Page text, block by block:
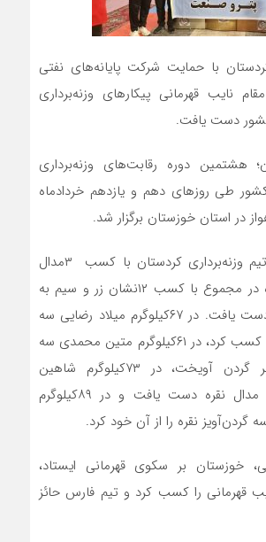
با حمایت شرکت پایانه‌های نفتی
نایب قهرمانی پیکارهای وزنه‌برداری
کشور دست یافت.
هشتمین دوره رقابت‌های وزنه‌برداری
کشور طی روزهای دهم و یازدهم خردادماه
در استان خوزستان برگزار شد.
در این رقابت‌ها تیم وزنه‌برداری کردستان با کسب ۳مدال
طلا و ۹مدال نقره در مجموع با کسب ۱۲نشان زر و سیم به
مقام دوم کشور دست یافت. در ۶۷کیلوگرم میلاد رضایی سه
نشان زرین طلا را کسب کرد، در ۶۱کیلوگرم‌ متین محمدی سه
نشان نقره را بر گردن آویخت، در ۷۳کیلوگرم شاهین
مقصودی به سه مدال نقره دست یافت و در ۸۹کیلوگرم‌
گردن‌آویز‌ نقره را از آن خود کرد.
خوزستان بر سکوی قهرمانی ایستاد،
قهرمانی را کسب کرد و تیم فارس حائز